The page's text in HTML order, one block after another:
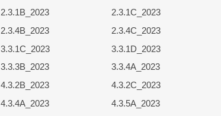
2.3.1B_2023 2.3.1C_2023
2.3.4B_2023 2.3.4C_2023
3.3.1C_2023 3.3.1D_2023
3.3.3B_2023 3.3.4A_2023
4.3.2B_2023 4.3.2C_2023
4.3.4A_2023 4.3.5A_2023